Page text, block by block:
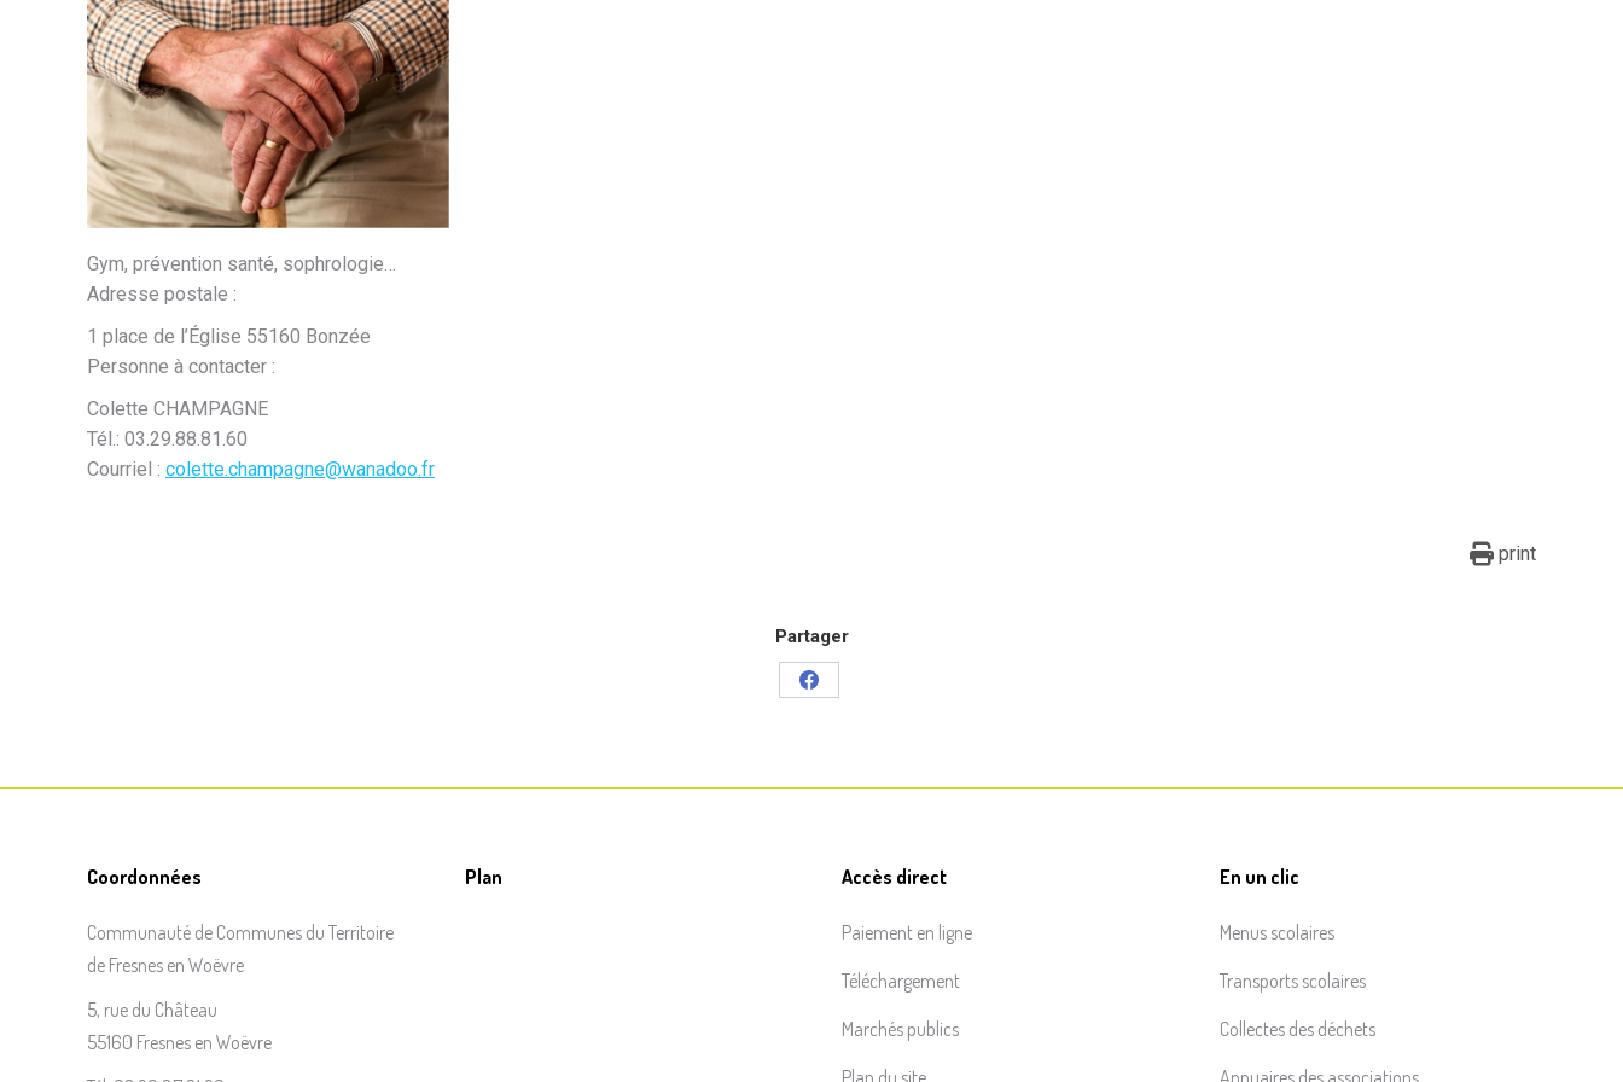
Gym, prévention santé, sophrologie…
Adresse postale :
1 place de l’Église 55160 Bonzée
Personne à contacter :
Colette CHAMPAGNE
Tél.: 03.29.88.81.60
Courriel : colette.champagne@wanadoo.fr
print
Partager
Partager
Coordonnées
Communauté de Communes du Territoire
de Fresnes en Woëvre
5, rue du Château
55160 Fresnes en Woëvre
Plan Accès direct
Paiement en ligne
Téléchargement
Marchés publics
Plan du site
En un clic
Menus scolaires
Transports scolaires
Collectes des déchets
Annuaires des associations